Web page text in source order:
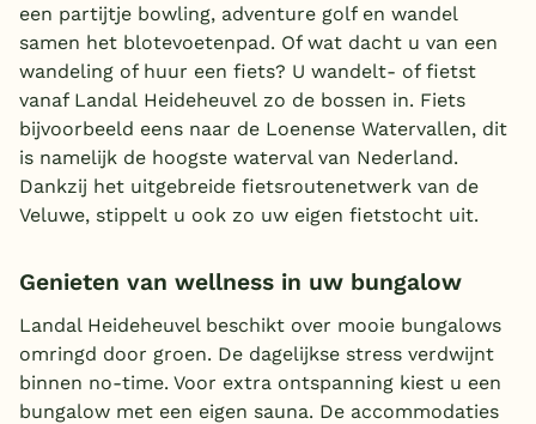
een partijtje bowling, adventure golf en wandel
samen het blotevoetenpad. Of wat dacht u van een
wandeling of huur een fiets? U wandelt- of fietst
vanaf Landal Heideheuvel zo de bossen in. Fiets
bijvoorbeeld eens naar de Loenense Watervallen, dit
is namelijk de hoogste waterval van Nederland.
Dankzij het uitgebreide fietsroutenetwerk van de
Veluwe, stippelt u ook zo uw eigen fietstocht uit.
Genieten van wellness in uw bungalow
Landal Heideheuvel beschikt over mooie bungalows
omringd door groen. De dagelijkse stress verdwijnt
binnen no-time. Voor extra ontspanning kiest u een
bungalow met een eigen sauna. De accommodaties